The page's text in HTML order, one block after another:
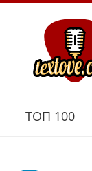
ТОП 100